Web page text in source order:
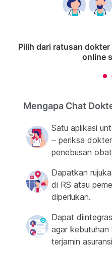
Pilih dari ratusan
online
Mengapa Chat
Satu aplikasi
– periksa
penebusan
Dapatkan
di RS atau
diperlukan.
Dapat
agar
terjamin